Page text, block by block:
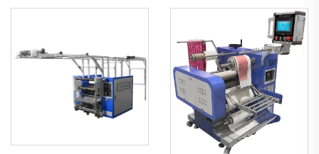
دستی، دستگاه انتقال حرارتی